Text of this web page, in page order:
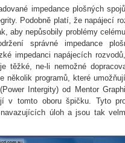
impedance plošných
Podobně platí, že napájecí
aby nepůsobily problémy
správné impedance
impedanci napájecích
těžké, ne-li nemožné
několik programů, které
Intergity) od Mentor
v tomto oboru špičku. Tyto
úloh a jsou tak